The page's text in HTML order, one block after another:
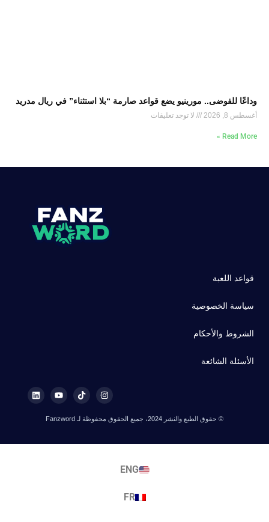
وداعًا للفوضى.. مورينيو يضع قواعد صارمة “بلا استثناء” في ريال مدريد
أغسطس 8, 2026 لا توجد تعليقات
Read More »
قواعد اللعبة
سياسة الخصوصية
الشروط والأحكام
الأسئلة الشائعة
© حقوق الطبع والنشر 2024، جميع الحقوق محفوظة لـ Fanzword
ENG
FR